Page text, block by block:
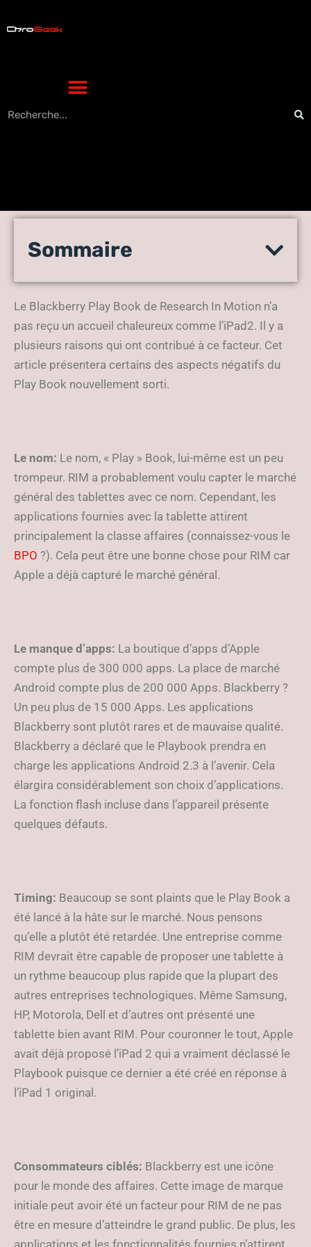
Pourquoi le Blackberry
mauvaises critiques
Sommaire
Le Blackberry Play Book de Research In Motion n’a
pas reçu un accueil chaleureux comme l’iPad2. Il y a
plusieurs raisons qui ont contribué à ce facteur. Cet
article présentera certains des aspects négatifs du
Play Book nouvellement sorti.
Le nom: Le nom, « Play » Book, lui-même est un peu
trompeur. RIM a probablement voulu capter le marché
général des tablettes avec ce nom. Cependant, les
applications fournies avec la tablette attirent
principalement la classe affaires (connaissez-vous le
BPO ?). Cela peut être une bonne chose pour RIM car
Apple a déjà capturé le marché général.
Le manque d’apps: La boutique d’apps d’Apple
compte plus de 300 000 apps. La place de marché
Android compte plus de 200 000 Apps. Blackberry ?
Un peu plus de 15 000 Apps. Les applications
Blackberry sont plutôt rares et de mauvaise qualité.
Blackberry a déclaré que le Playbook prendra en
charge les applications Android 2.3 à l’avenir. Cela
élargira considérablement son choix d’applications.
La fonction flash incluse dans l’appareil présente
quelques défauts.
Timing: Beaucoup se sont plaints que le Play Book a
été lancé à la hâte sur le marché. Nous pensons
qu’elle a plutôt été retardée. Une entreprise comme
RIM devrait être capable de proposer une tablette à
un rythme beaucoup plus rapide que la plupart des
autres entreprises technologiques. Même Samsung,
HP, Motorola, Dell et d’autres ont présenté une
tablette bien avant RIM. Pour couronner le tout, Apple
avait déjà proposé l’iPad 2 qui a vraiment déclassé le
Playbook puisque ce dernier a été créé en réponse à
l’iPad 1 original.
Consommateurs ciblés: Blackberry est une icône
pour le monde des affaires. Cette image de marque
initiale peut avoir été un facteur pour RIM de ne pas
être en mesure d’atteindre le grand public. De plus, les
applications et les fonctionnalités fournies n’attirent